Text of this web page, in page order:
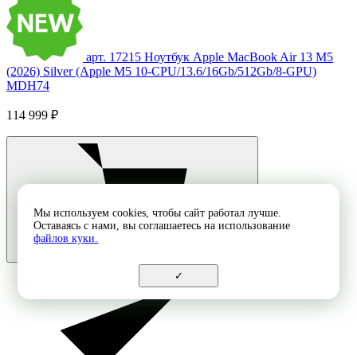
арт. 17215 Ноутбук Apple MacBook Air 13 M5
(2026) Silver (Apple M5 10-CPU/13.6/16Gb/512Gb/8-GPU)
MDH74
114 999 ₽
Мы используем cookies, чтобы сайт работал лучше.
Оставаясь с нами, вы соглашаетесь на использование
файлов куки.
✓